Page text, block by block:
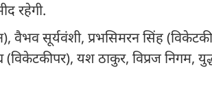
रहेगी.
वैभव सूर्यवंशी, प्रभसिमरन सिंह
(विकेटकीपर), यश ठाकुर, विप्रज